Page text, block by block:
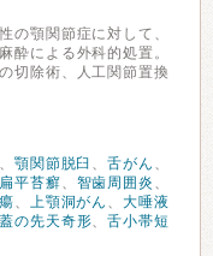
の顎関節症に対して、
酔による外科的処置。
切除術、人工関節置換
、 顎関節脱臼 、舌がん 、
扁平苔癬、 智歯周囲炎 、
、 上顎洞がん 、大唾液
の先天奇形、舌小帯短